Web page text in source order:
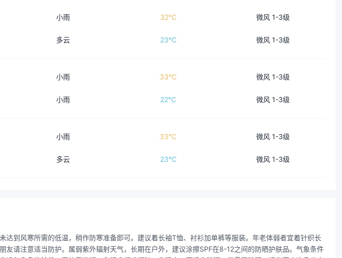
小雨 32℃ 微风 1-3级
多云 23℃ 微风 1-3级
小雨 33℃ 微风 1-3级
小雨 22℃ 微风 1-3级
小雨 33℃ 微风 1-3级
多云 23℃ 微风 1-3级
到风寒所需的低温，稍作防寒准备即可。建议着长袖T恤、衬衫加单裤等服装。年老体弱者宜着针织长
请注意适当防护。属弱紫外辐射天气，长期在户外，建议涂擦SPF在8-12之间的防晒护肤品。气象条件